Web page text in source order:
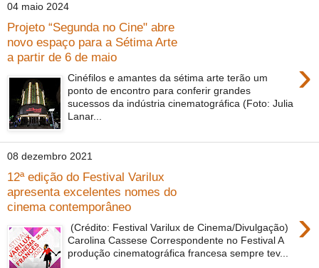
04 maio 2024
Projeto “Segunda no Cine" abre
novo espaço para a Sétima Arte
a partir de 6 de maio
›
Cinéfilos e amantes da sétima arte terão um
ponto de encontro para conferir grandes
sucessos da indústria cinematográfica (Foto: Julia
Lanar...
08 dezembro 2021
12ª edição do Festival Varilux
apresenta excelentes nomes do
cinema contemporâneo
›
(Crédito: Festival Varilux de Cinema/Divulgação)
Carolina Cassese Correspondente no Festival A
produção cinematográfica francesa sempre tev...